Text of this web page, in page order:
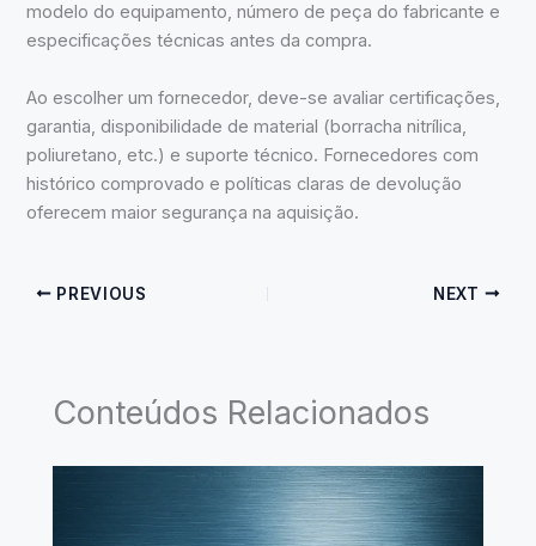
modelo do equipamento, número de peça do fabricante e
especificações técnicas antes da compra.
Ao escolher um fornecedor, deve-se avaliar certificações,
garantia, disponibilidade de material (borracha nitrílica,
poliuretano, etc.) e suporte técnico. Fornecedores com
histórico comprovado e políticas claras de devolução
oferecem maior segurança na aquisição.
PREVIOUS NEXT
Conteúdos Relacionados